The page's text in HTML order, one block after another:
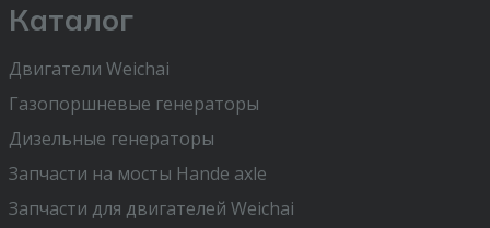
Каталог
Двигатели Weichai
Газопоршневые генераторы
Дизельные генераторы
Запчасти на мосты Hande axle
Запчасти для двигателей Weichai